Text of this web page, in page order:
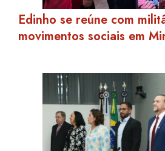
Edinho se reúne com
movimentos sociais em